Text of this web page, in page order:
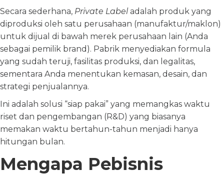
Secara sederhana, Private Labeladalah produk yang
diproduksi oleh satu perusahaan (manufaktur/maklon)
untuk dijual di bawah merek perusahaan lain (Anda
sebagai pemilik brand). Pabrik menyediakan formula
yang sudah teruji, fasilitas produksi, dan legalitas,
sementara Anda menentukan kemasan, desain, dan
strategi penjualannya.
Ini adalah solusi “siap pakai” yang memangkas waktu
riset dan pengembangan (R&D) yang biasanya
memakan waktu bertahun-tahun menjadi hanya
hitungan bulan.
Mengapa Pebisnis